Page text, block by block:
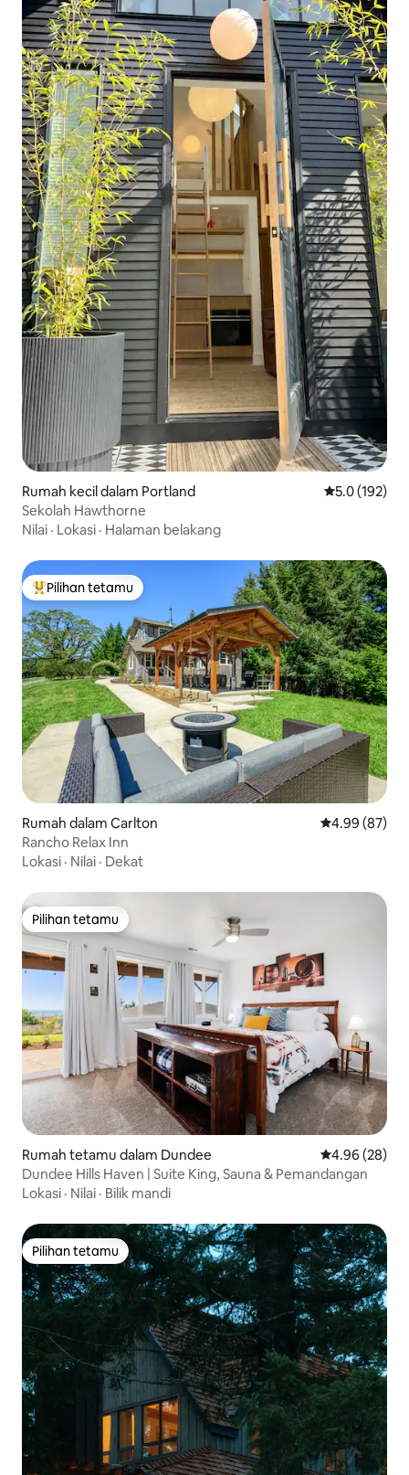
Rumah kecil dalam Portland Penarafan
5.0 (192)
Sekolah Hawthorne
Nilai · Lokasi · Halaman belakang
Pilihan utama tetamu
Pilihan tetamu
Rumah dalam Carlton Penarafan
4.99 (87)
Rancho Relax Inn
Lokasi · Nilai · Dekat
Pilihan tetamu
Pilihan tetamu
Rumah tetamu dalam Dundee Penarafan
4.96 (28)
Dundee Hills Haven | Suite King, Sauna & Pemandangan
Lokasi · Nilai · Bilik mandi
Pilihan tetamu
Pilihan tetamu